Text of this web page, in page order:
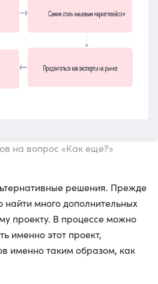
на вопрос «Как еще?»
решения. Прежде
найти много дополнительных
проекту. В процессе можно
именно этот проект,
именно таким образом, как